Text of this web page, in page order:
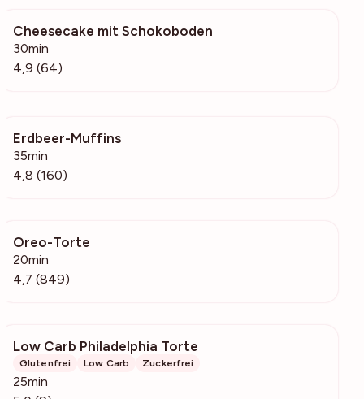
Cheesecake mit Schokoboden
30min
4,9 (64)
Erdbeer-Muffins
35min
4,8 (160)
Oreo-Torte
20min
4,7 (849)
Low Carb Philadelphia Torte
Glutenfrei Low Carb Zuckerfrei
25min